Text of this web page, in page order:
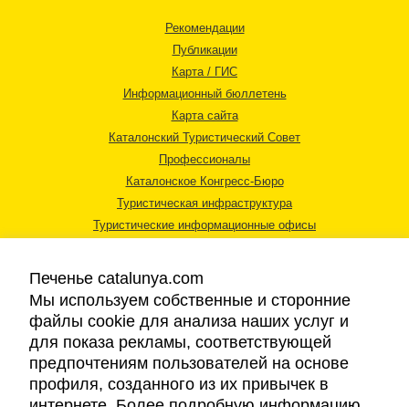
Рекомендации
Публикации
Карта / ГИС
Информационный бюллетень
Карта сайта
Каталонский Туристический Совет
Профессионалы
Каталонское Конгресс-Бюро
Туристическая инфраструктура
Туристические информационные офисы
Правовая информация
Cookies
Печенье catalunya.com
Мы используем собственные и сторонние
файлы cookie для анализа наших услуг и
для показа рекламы, соответствующей
предпочтениям пользователей на основе
профиля, созданного из их привычек в